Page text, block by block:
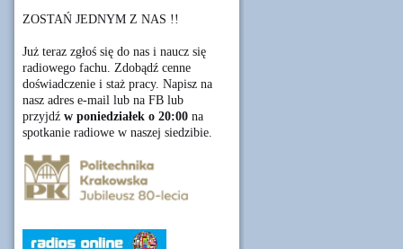
ZOSTAŃ JEDNYM Z NAS !!
Już teraz zgłoś się do nas i naucz się
radiowego fachu. Zdobądź cenne
doświadczenie i staż pracy. Napisz na
nasz adres e-mail lub na FB lub
przyjdź w poniedziałek o 20:00 na
spotkanie radiowe w naszej siedzibie.